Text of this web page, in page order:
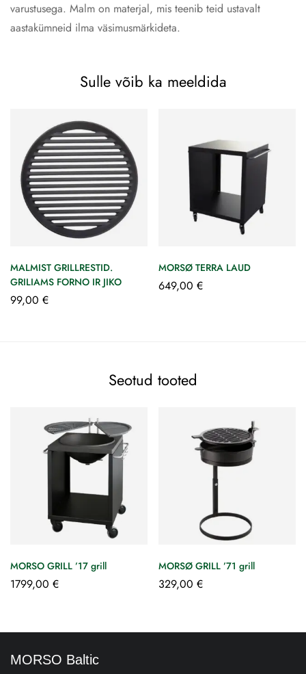
varustusega. Malm on materjal, mis teenib teid ustavalt
aastakümneid ilma väsimusmärkideta.
Sulle võib ka meeldida
MALMIST GRILLRESTID.
GRILIAMS FORNO IR JIKO
99,00 €
MORSØ TERRA LAUD
649,00 €
Seotud tooted
MORSO GRILL ’17 grill
1799,00 €
MORSØ GRILL ’71 grill
329,00 €
MORSO Baltic